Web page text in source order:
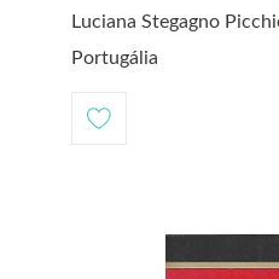
Luciana Stegagno
Portugália